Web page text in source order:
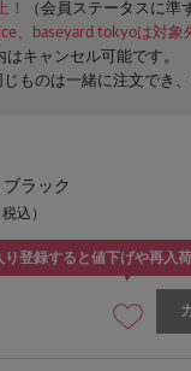
！ （会員ステータスに準
baseyard tokyoは対象
はキャンセル可能です。
じものは一緒に注文でき
ラック
税込）
り登録すると値下げや再入